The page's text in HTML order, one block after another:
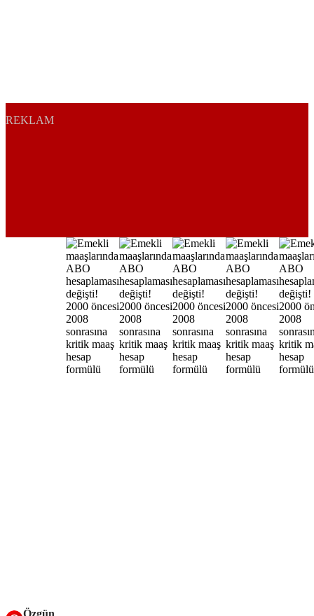
REKLAM
Özgün